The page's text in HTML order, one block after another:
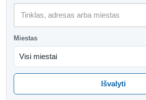
Miestas
Išvalyti